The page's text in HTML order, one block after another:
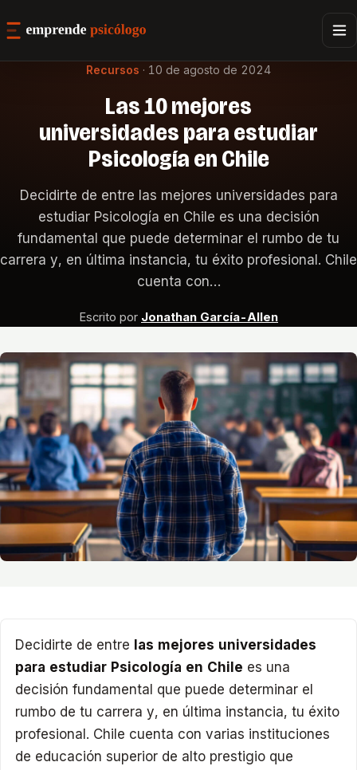
Recursos · 10 de agosto de 2024
Las 10 mejores
universidades para estudiar
Psicología en Chile
Decidirte de entre las mejores universidades para
estudiar Psicología en Chile es una decisión
fundamental que puede determinar el rumbo de tu
carrera y, en última instancia, tu éxito profesional. Chile
cuenta con…
Escrito por Jonathan García-Allen
Decidirte de entre las mejores universidades
para estudiar Psicología en Chile es una
decisión fundamental que puede determinar el
rumbo de tu carrera y, en última instancia, tu éxito
profesional. Chile cuenta con varias instituciones
de educación superior de alto prestigio que